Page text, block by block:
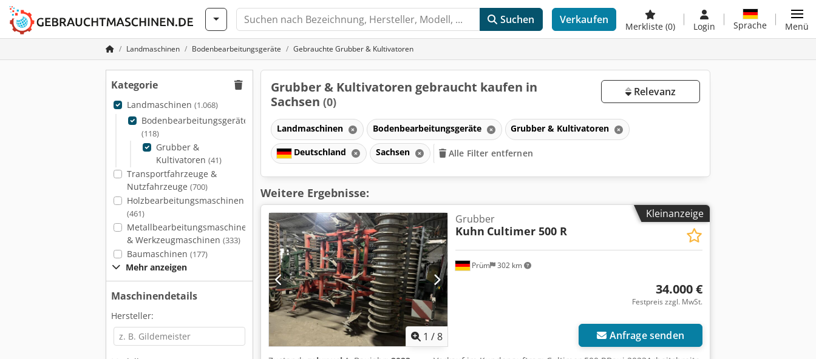
Suchen Verkaufen
Merkliste (0) Login Sprache Menü
Landmaschinen Bodenbearbeitungsgeräte Gebrauchte Grubber & Kultivatoren
Kategorie
Landmaschinen (1.068)
Bodenbearbeitungsgeräte
(118)
Grubber &
Kultivatoren (41)
Transportfahrzeuge &
Nutzfahrzeuge (700)
Holzbearbeitungsmaschinen
(461)
Metallbearbeitungsmaschinen
& Werkzeugmaschinen (333)
Baumaschinen (177)
Mehr anzeigen
Maschinendetails
Hersteller:
Grubber & Kultivatoren gebraucht kaufen in
Sachsen (0)
Relevanz
Landmaschinen Bodenbearbeitungsgeräte Grubber & Kultivatoren
Deutschland Sachsen Alle Filter entfernen
Weitere Ergebnisse:
Kleinanzeige
1 /8
Prüm 302 km
Grubber
Kuhn Cultimer 500 R
34.000 €
Festpreis zzgl. MwSt.
Anfrage senden